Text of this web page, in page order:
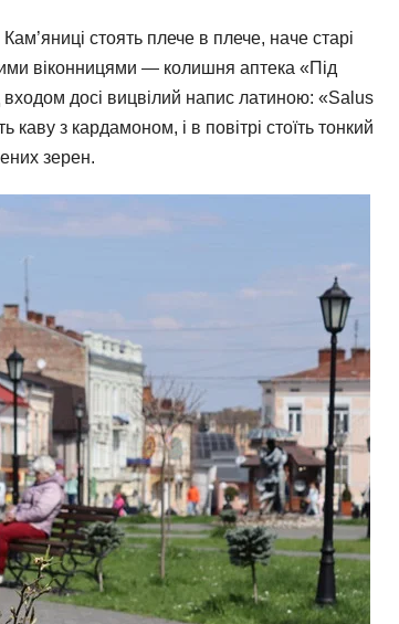
стоять плече в плече, наче старі
віконницями — колишня аптека «Під
досі вицвілий напис латиною: «Salus
з кардамоном, і в повітрі стоїть тонкий
зерен.